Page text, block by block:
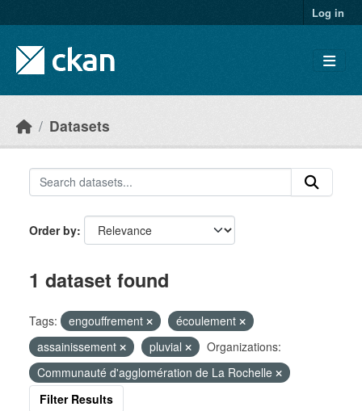
Log in
Datasets
Order by
1 dataset found
Tags: engouffrement
écoulement
assainissement
pluvial
Organizations:
Communauté d'agglomération de La Rochelle
Filter Results